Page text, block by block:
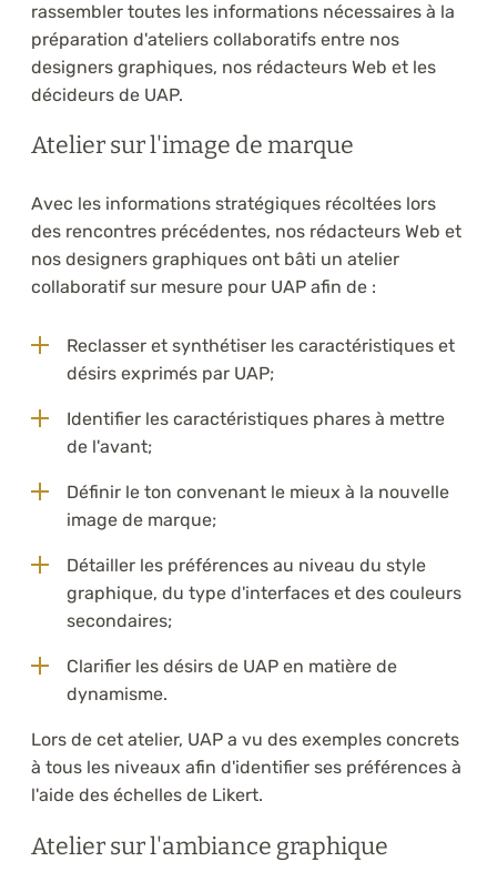
rassembler toutes les informations nécessaires à la
préparation d'ateliers collaboratifs entre nos
designers graphiques, nos rédacteurs Web et les
décideurs de UAP.
Atelier sur l'image de marque
Avec les informations stratégiques récoltées lors
des rencontres précédentes, nos rédacteurs Web et
nos designers graphiques ont bâti un atelier
collaboratif sur mesure pour UAP afin de :
Reclasser et synthétiser les caractéristiques et
désirs exprimés par UAP;
Identifier les caractéristiques phares à mettre
de l'avant;
Définir le ton convenant le mieux à la nouvelle
image de marque;
Détailler les préférences au niveau du style
graphique, du type d'interfaces et des couleurs
secondaires;
Clarifier les désirs de UAP en matière de
dynamisme.
Lors de cet atelier, UAP a vu des exemples concrets
à tous les niveaux afin d'identifier ses préférences à
l'aide des échelles de Likert.
Atelier sur l'ambiance graphique